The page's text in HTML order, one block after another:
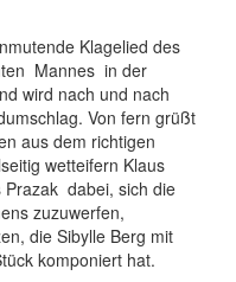
Klagelied des
Mannes in der
wird nach und nach
Von fern grüßt
aus dem richtigen
wetteifern Klaus
Prazak dabei, sich die
zuzuwerfen,
die Sibylle Berg mit
komponiert hat.